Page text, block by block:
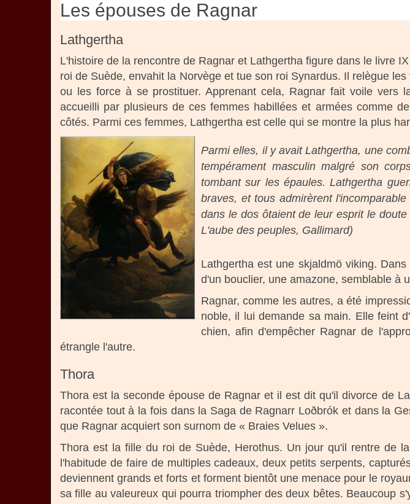
Les épouses de Ragnar
Lathgertha
L'histoire de la rencontre de Ragnar et Lathgertha figure dans le livre
roi de Suède, envahit la Norvège et tue son roi Synardus. Il relègue
ou les force à se prostituer. Apprenant cela, Ragnar fait voile vers
accueilli par plusieurs de ces femmes habillées et armées comme
côtés. Parmi ces femmes, Lathgertha est celle qui se montre la plus
Parmi elles, il y avait Lathgertha, une
tempérament masculin malgré son
tombant sur les épaules. Lathgertha
braves, et tous admirèrent
dans le dos ôtaient de leur esprit le
L'aube des peuples, Gallimard)
Lathgertha est une skjaldmö viking.
d'un bouclier, une amazone, semblable à
Ragnar, comme les autres, a été
noble, il lui demande sa main. Elle feint
chien, afin d'empêcher Ragnar de
étrangle l'autre.
Thora
Thora est la seconde épouse de Ragnar et il est dit qu'il divorce de
racontée tout à la fois dans la Saga de Ragnarr Loðbrók et dans la
que Ragnar acquiert son surnom de « Braies Velues ».
Thora est la fille du roi de Suède, Herothus. Un jour qu'il rentre de
l'habitude de faire de multiples cadeaux, deux petits serpents,
deviennent grands et forts et forment bientôt une menace pour le
sa fille au valeureux qui pourra triompher des deux bêtes. Beaucoup